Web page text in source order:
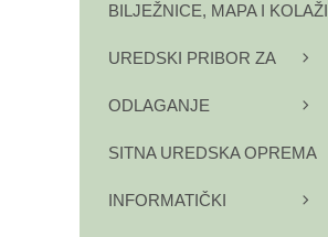
BILJEŽNICE, MAPA I KOLAŽI
UREDSKI PRIBOR ZA
ODLAGANJE
SITNA UREDSKA OPREMA
INFORMATIČKI